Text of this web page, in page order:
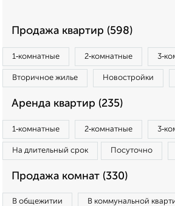
Продажа квартир (598)
1‑комнатные 2‑комнатные
Вторичное жилье Новостройки
Аренда квартир (235)
1‑комнатные 2‑комнатные
На длительный срок Посуточно
Продажа комнат (330)
В общежитии В коммунальной